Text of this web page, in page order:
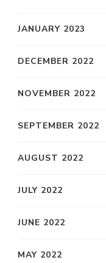
JANUARY 2023
DECEMBER 2022
NOVEMBER 2022
SEPTEMBER 2022
AUGUST 2022
JULY 2022
JUNE 2022
MAY 2022